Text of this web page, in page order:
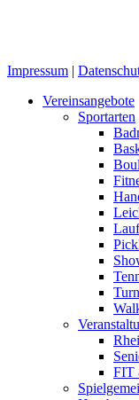
Impressum |
Close
Vereinsangebote
Sportarten
FIT